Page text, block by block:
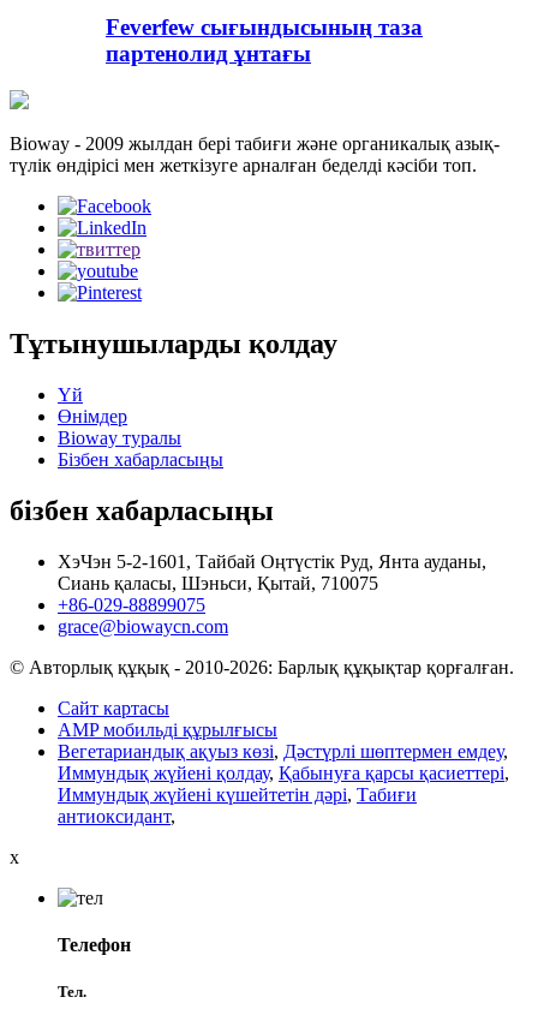
Feverfew сығындысының таза
партенолид ұнтағы
Bioway - 2009 жылдан бері табиғи және органикалық азық-
түлік өндірісі мен жеткізуге арналған беделді кәсіби топ.
Тұтынушыларды қолдау
Үй
Өнімдер
Bioway туралы
Бізбен хабарласыңы
бізбен хабарласыңы
ХэЧэн 5-2-1601, Тайбай Оңтүстік Руд, Янта ауданы,
Сиань қаласы, Шэньси, Қытай, 710075
+86-029-88899075
grace@biowaycn.com
© Авторлық құқық - 2010-2026: Барлық құқықтар қорғалған.
Сайт картасы
AMP мобильді құрылғысы
Вегетариандық ақуыз көзі, Дәстүрлі шөптермен емдеу,
Иммундық жүйені қолдау, Қабынуға қарсы қасиеттері,
Иммундық жүйені күшейтетін дәрі, Табиғи
антиоксидант,
x
Телефон
Тел.